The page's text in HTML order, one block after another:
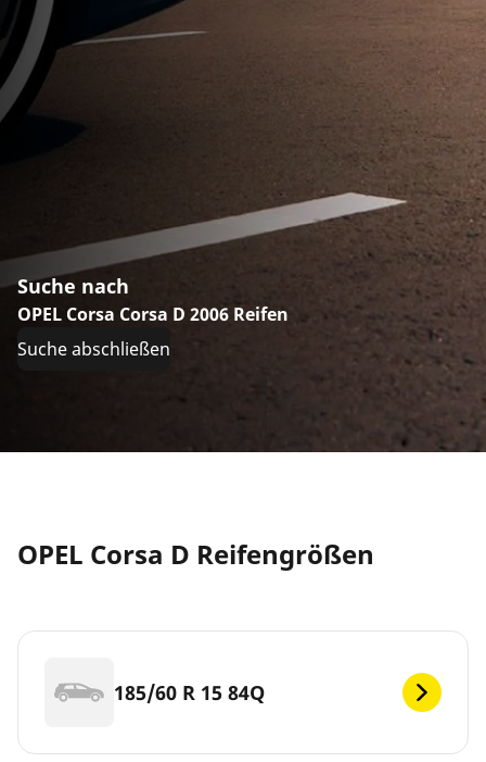
Suche nach
OPEL Corsa Corsa D 2006 Reifen
Suche abschließen
OPEL Corsa D Reifengrößen
185/60 R 15 84Q